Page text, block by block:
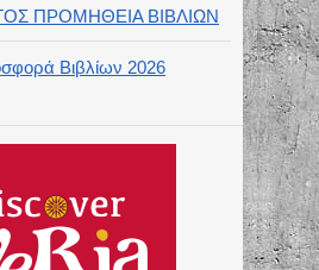
ΠΡΟΜΗΘΕΙΑ ΒΙΒΛΙΩΝ
Βιβλίων 2026